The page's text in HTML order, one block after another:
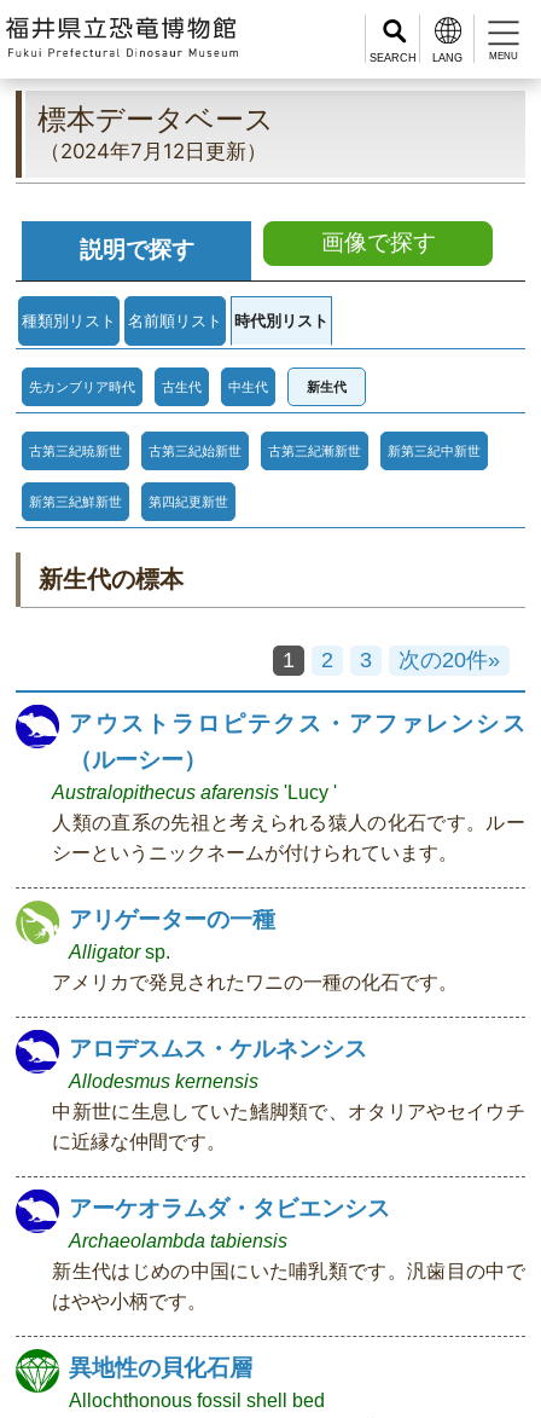
MENU
標本データベース
（2024年7月12日更新）
説明で探す 画像で探す
種類別リスト 名前順リスト 時代別リスト
先カンブリア時代 古生代 中生代 新生代
古第三紀暁新世 古第三紀始新世 古第三紀漸新世 新第三紀中新世
新第三紀鮮新世 第四紀更新世
新生代の標本
1 2 3 次の20件»
アウストラロピテクス・アファレンシス
（ルーシー）
Australopithecus afarensis 'Lucy '
人類の直系の先祖と考えられる猿人の化石です。ルー
シーというニックネームが付けられています。
アリゲーターの一種
Alligatorsp.
アメリカで発見されたワニの一種の化石です。
アロデスムス・ケルネンシス
Allodesmus kernensis
中新世に生息していた鰭脚類で、オタリアやセイウチ
に近縁な仲間です。
アーケオラムダ・タビエンシス
Archaeolambda tabiensis
新生代はじめの中国にいた哺乳類です。汎歯目の中で
はやや小柄です。
異地性の貝化石層
Allochthonous fossil shell bed